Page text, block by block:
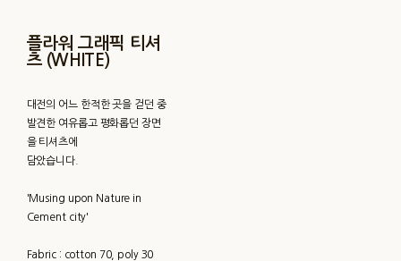
플라워 그래픽 티셔
츠 (WHITE)
대전의 어느 한적한 곳을 걷던 중
발견한 여유롭고 평화롭던 장면
을 티셔츠에
담았습니다.
'Musing upon Nature in
Cement city'
Fabric : cotton 70, poly 30